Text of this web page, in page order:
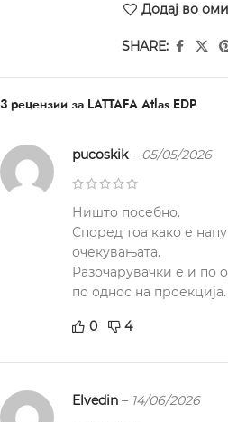
Додај во
SHARE:
3 рецензии за LATTAFA Atlas EDP
pucoskik– 05/05/2026
Ништо посебно.
Според тоа како е
очекувањата.
Разочарувачки е и по
по однос на проекција.
0 4
Elvedin – 14/06/2026